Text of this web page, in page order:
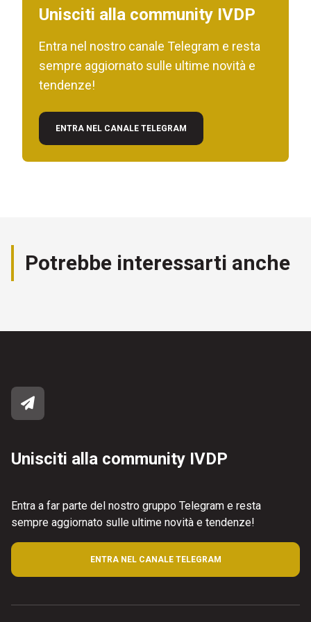
Unisciti alla community IVDP
Entra nel nostro canale Telegram e resta
sempre aggiornato sulle ultime novità e
tendenze!
ENTRA NEL CANALE TELEGRAM
Potrebbe interessarti anche
Unisciti alla community IVDP
Entra a far parte del nostro gruppo Telegram e resta
sempre aggiornato sulle ultime novità e tendenze!
ENTRA NEL CANALE TELEGRAM